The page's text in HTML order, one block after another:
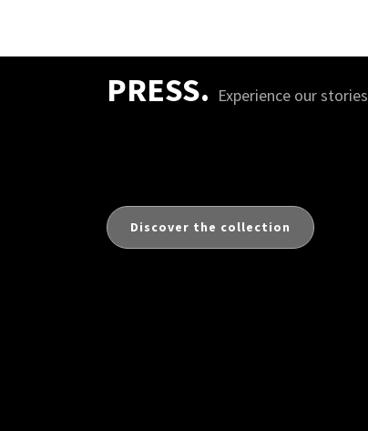
PRESS. Experience our stories
Discover the collection